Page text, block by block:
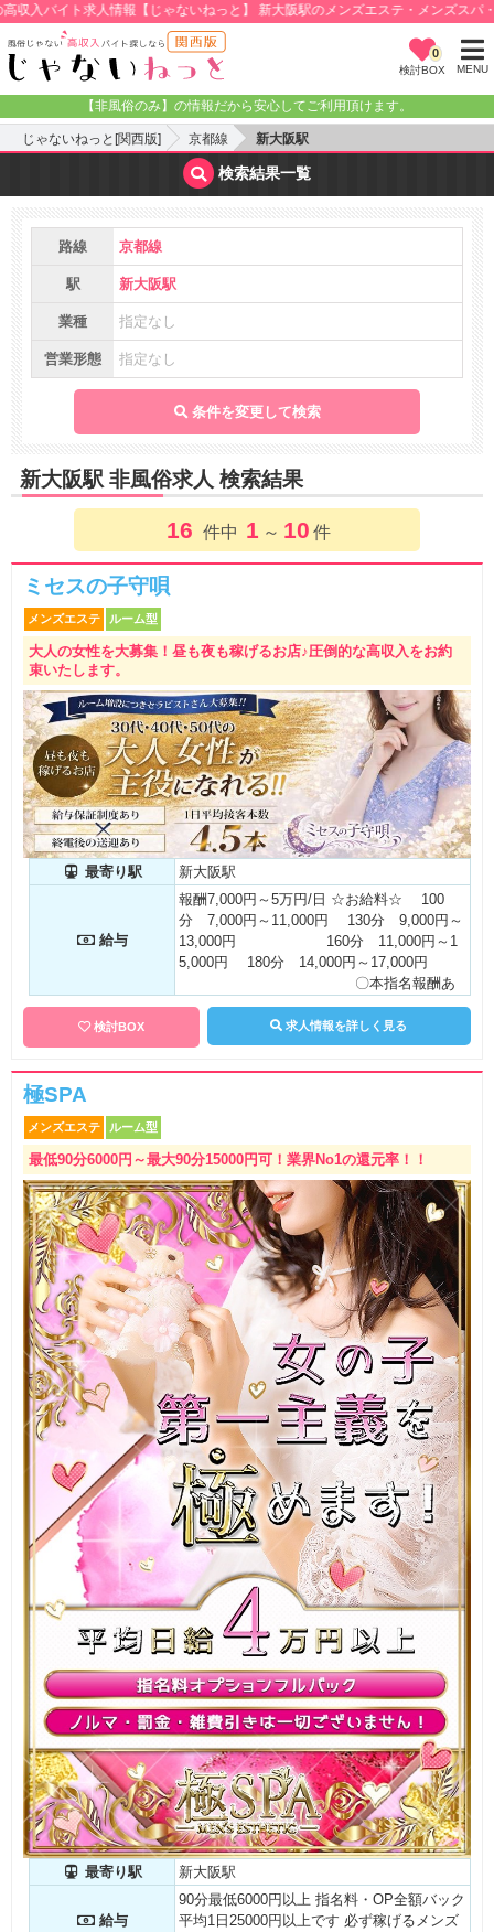
人情報【じゃないねっと】新大阪駅のメンズエステ・メンズスパ・リフレ・ア
0
検討BOX MENU
【非風俗のみ】の情報だから安心してご利用頂けます。
新大阪駅
京都線
じゃないねっと[関西版]
検索結果一覧
路線 京都線
駅 新大阪駅
業種 指定なし
営業形態 指定なし
条件を変更して検索
新大阪駅 非風俗求人 検索結果
16 件中 1 ～ 10 件
ミセスの子守唄
メンズエステ ルーム型
大人の女性を大募集！昼も夜も稼げるお店♪圧倒的な高収入をお約
束いたします。
最寄り駅 新大阪駅
給与
報酬7,000円～5万円/日 ☆お給料☆ 100
分 7,000円～11,000円 130分 9,000円～
13,000円 160分 11,000円～1
5,000円 180分 14,000円～17,000円
〇本指名報酬あ
り 〇ノルマ・罰金など一切ございませ
検討BOX 求人情報を詳しく見る
極SPA
メンズエステ ルーム型
最低90分6000円～最大90分15000円可！業界No1の還元率！！
最寄り駅 新大阪駅
給与
90分最低6000円以上 指名料・OP全額バック
平均1日25000円以上です 必ず稼げるメンズ